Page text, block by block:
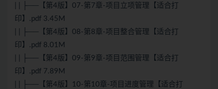
| | ├──【第4版】07-第7章-项目立项管理【适合打
印】.pdf 3.45M
| | ├──【第4版】08-第8章-项目整合管理【适合打
印】.pdf 8.01M
| | ├──【第4版】09-第9章-项目范围管理【适合打
印】.pdf 7.89M
| | ├──【第4版】10-第10章-项目进度管理【适合打